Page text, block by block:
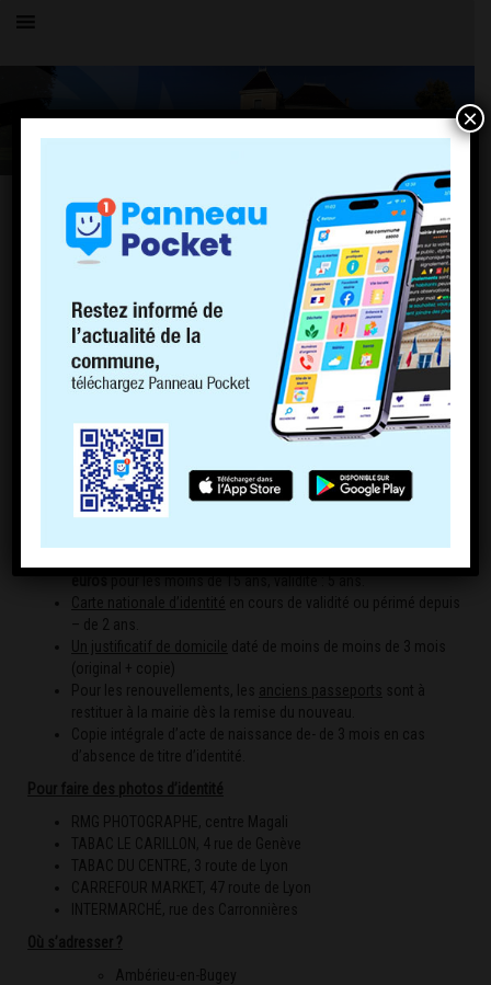
PASSEPORT
Où s’adresser ?
Mairies équipées d’un dispositif de recueil d’empreintes (voir la
liste ci dessous)
Vous pouvez effectuer unepré-demande de passeport
ou dans un bureau de tabac,
afin de gagner du temps en mairie.
Pièces à fournir :
1 photo récente
(- 6 mois)conforme aux normes (35x45mm)
en couleur, tête nue de face et sur fond blanc.
Carte nationale d’identité en cours de validité ou périmé depuis
– de 2 ans.
Un justificatif de domicile daté de moins de moins de 3 mois
(original + copie)
Pour les renouvellements, les anciens passeports sont à
restituer à la mairie dès la remise du nouveau.
Copie intégrale d’acte de naissance de- de 3 mois en cas
d’absence de titre d’identité.
Pour faire des photos d’identité
RMG PHOTOGRAPHE, centre Magali
TABAC LE CARILLON, 4 rue de Genève
TABAC DU CENTRE, 3 route de Lyon
CARREFOUR MARKET, 47 route de Lyon
INTERMARCHÉ, rue des Carronnières
Où s’adresser ?
Ambérieu-en-Bugey
×